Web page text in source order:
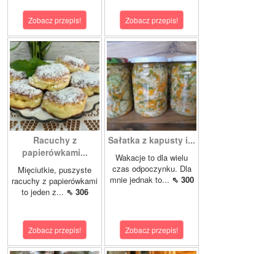
Zobacz przepis! Zobacz przepis!
Racuchy z
papierówkami...
Mięciutkie, puszyste
racuchy z papierówkami
to jeden z... ⇖ 306
Zobacz przepis!
Sałatka z kapusty i...
Wakacje to dla wielu
czas odpoczynku. Dla
mnie jednak to... ⇖ 300
Zobacz przepis!